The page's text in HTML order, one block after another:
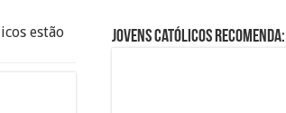
Vai Tocar os Católicos no Cinema
estão
Jovens Católicos Recomenda: